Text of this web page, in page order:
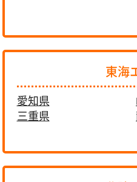
東海
愛知県
三重県